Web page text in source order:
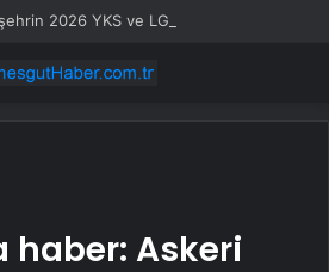
haber: Askeri